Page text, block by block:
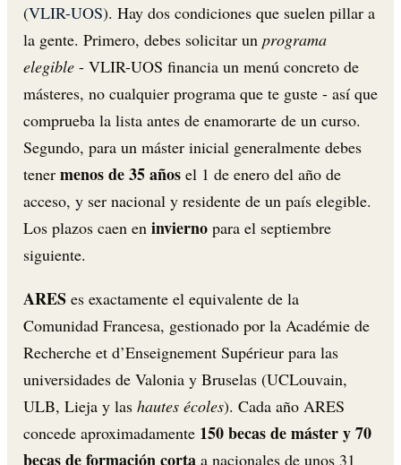
(VLIR-UOS). Hay dos condiciones que suelen pillar a
la gente. Primero, debes solicitar un programa
elegible - VLIR-UOS financia un menú concreto de
másteres, no cualquier programa que te guste - así que
comprueba la lista antes de enamorarte de un curso.
Segundo, para un máster inicial generalmente debes
tener menos de 35 años el 1 de enero del año de
acceso, y ser nacional y residente de un país elegible.
Los plazos caen en invierno para el septiembre
siguiente.
ARES es exactamente el equivalente de la
Comunidad Francesa, gestionado por la Académie de
Recherche et d’Enseignement Supérieur para las
universidades de Valonia y Bruselas (UCLouvain,
ULB, Lieja y las hautes écoles). Cada año ARES
concede aproximadamente 150 becas de máster y 70
becas de formación corta a nacionales de unos 31